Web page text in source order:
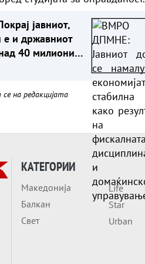
е и државниот
40 милиони
на редакцијата
КАТЕГОРИИ
Македонија
Балкан
Свет
Life
Star
Urban